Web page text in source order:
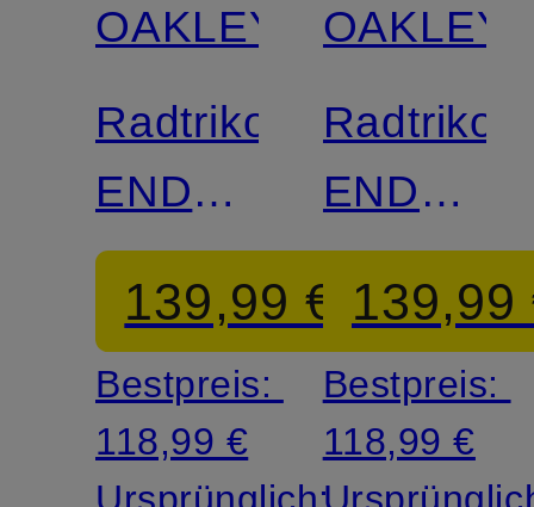
OAKLEY
Radtrikot
ENDURANCE
TEMPO
139,99 €
Bestpreis:
118,99 €
OAKLEY
Radtrikot
TEMPO
139,99
Bestpreis:
118,99 €